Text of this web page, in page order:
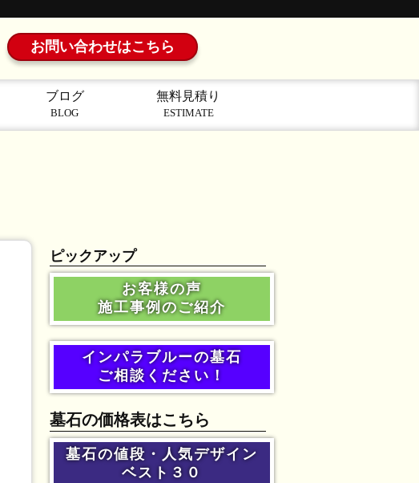
お問い合わせはこちら
ブログ
BLOG
無料見積り
ESTIMATE
ピックアップ
お客様の声
施工事例のご紹介
インパラブルーの墓石
ご相談ください！
墓石の価格表はこちら
墓石の値段・人気デザイン
ベスト３０